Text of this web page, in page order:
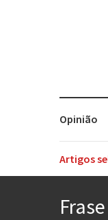
Opinião
Artigos